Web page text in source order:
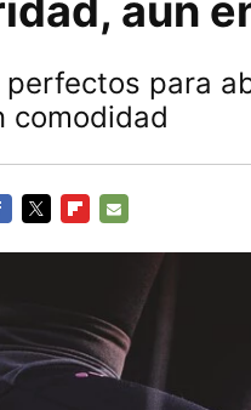
aun
perfectos para
comodidad